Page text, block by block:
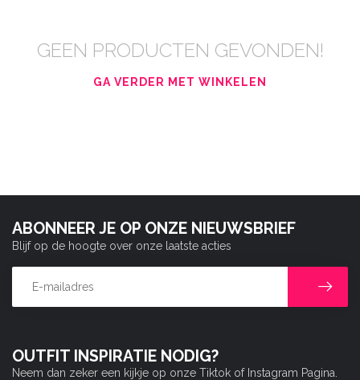
GEEN PRODUCTEN GEVONDEN!
GA VERDER MET WINKELEN
OUTFIT INSPIRATIE NODIG?
Neem dan zeker een kijkje op onze Tiktok of Instagram Pagina.
ABONNEER JE OP ONZE NIEUWSBRIEF
Blijf op de hoogte over onze laatste acties